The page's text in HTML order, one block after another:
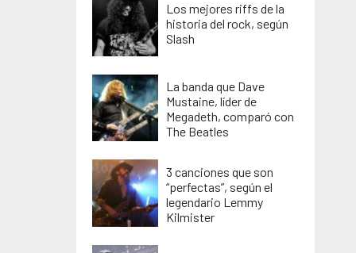
Los mejores riffs de la
historia del rock, según
Slash
La banda que Dave
Mustaine, líder de
Megadeth, comparó con
The Beatles
3 canciones que son
“perfectas”, según el
legendario Lemmy
Kilmister